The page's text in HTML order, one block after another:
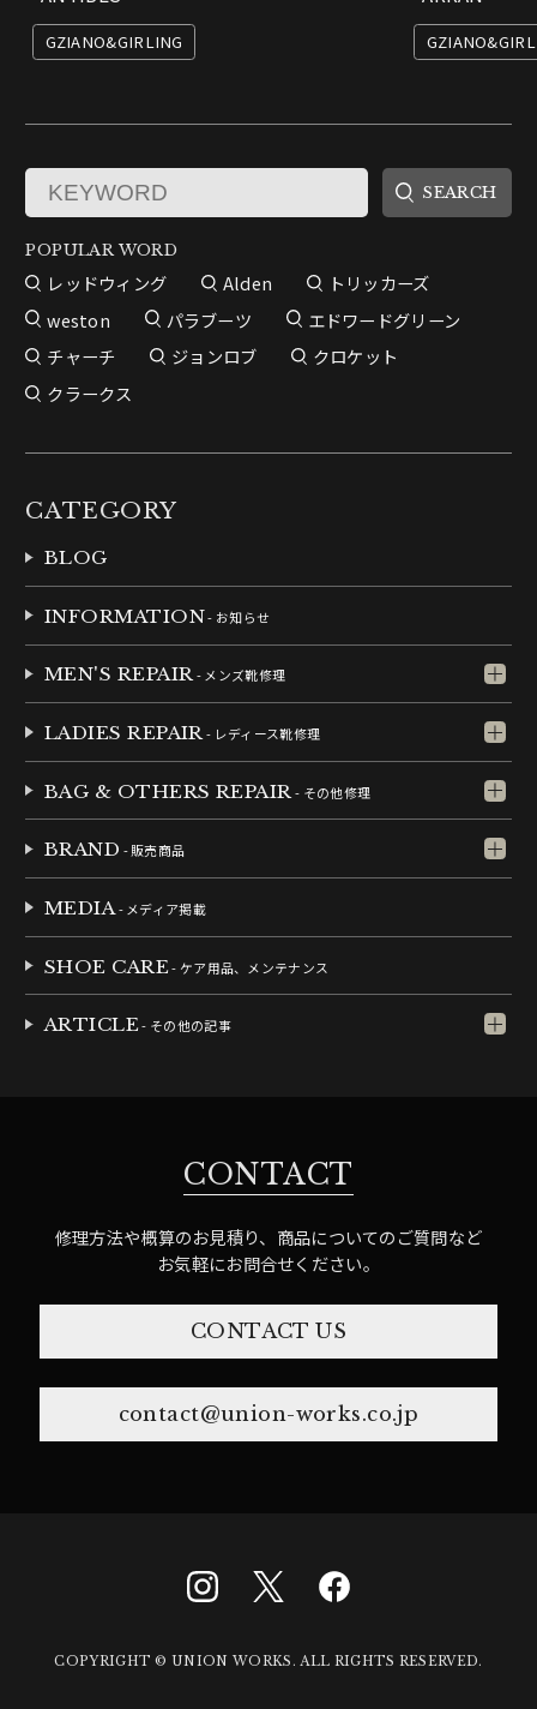
GZIANO&GIRLING
POPULAR WORD
レッドウィング Alden
トリッカーズ
weston
パラブーツ
エドワードグリーン
チャーチ
ジョンロブ
クロケット
クラークス
CATEGORY
BLOG
INFORMATION- お知らせ
MEN'S REPAIR- メンズ靴修理
LADIES REPAIR- レディース靴修理
BAG & OTHERS REPAIR - その他修理
BRAND - 販売商品
MEDIA- メディア掲載
SHOE CARE- ケア用品、メンテナンス
ARTICLE- その他の記事
CONTACT
修理方法や概算のお見積り、商品についてのご質問など
お気軽にお問合せください。
CONTACT US
contact@union-works.co.jp
COPYRIGHT © UNION WORKS. ALL RIGHTS RESERVED.